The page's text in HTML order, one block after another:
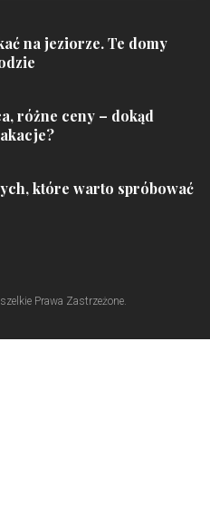
na jeziorze. Te domy
różne ceny – dokąd
które warto spróbować
Prawa Zastrzeżone.